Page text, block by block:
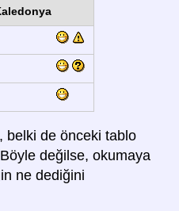
belki de önceki tablo
değilse, okumaya
ne dediğini